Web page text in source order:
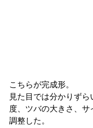
こちらが完成形。
見た目では分かりずら
度、ツバの大きさ、サ
調整した。